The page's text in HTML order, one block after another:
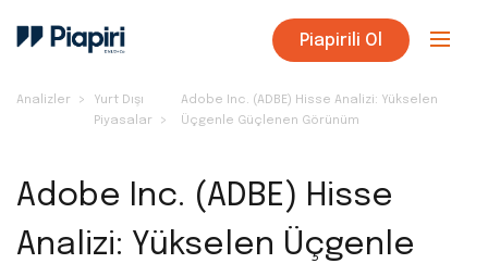
Piapirili Ol
Analizler
Yurt Dışı
Piyasalar
Adobe Inc. (ADBE) Hisse Analizi: Yükselen
Üçgenle Güçlenen Görünüm
Adobe Inc. (ADBE) Hisse
Analizi: Yükselen Üçgenle